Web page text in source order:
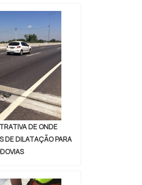
metálicas de
melhor mão de obra
de Auto Peças, o
ótima qualidade
ambient...
DE ONDE
DE DILATAÇÃO PARA